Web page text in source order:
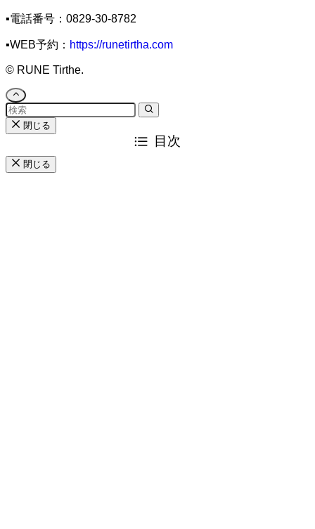
▪️電話番号：0829-30-8782
▪️WEB予約： https://runetirtha.com
© RUNE Tirthe.
閉じる
目次
閉じる